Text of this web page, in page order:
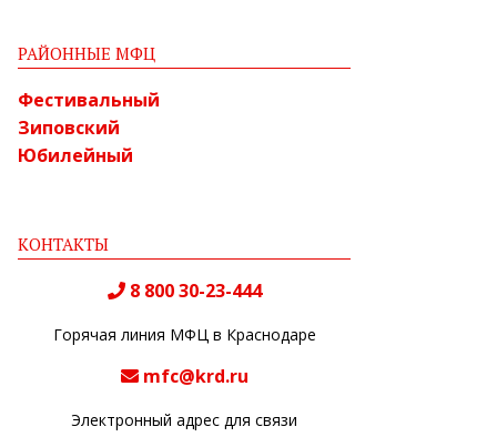
РАЙОННЫЕ МФЦ
Фестивальный
Зиповский
Юбилейный
КОНТАКТЫ
8 800 30-23-444
Горячая линия МФЦ в Краснодаре
mfc@krd.ru
Электронный адрес для связи